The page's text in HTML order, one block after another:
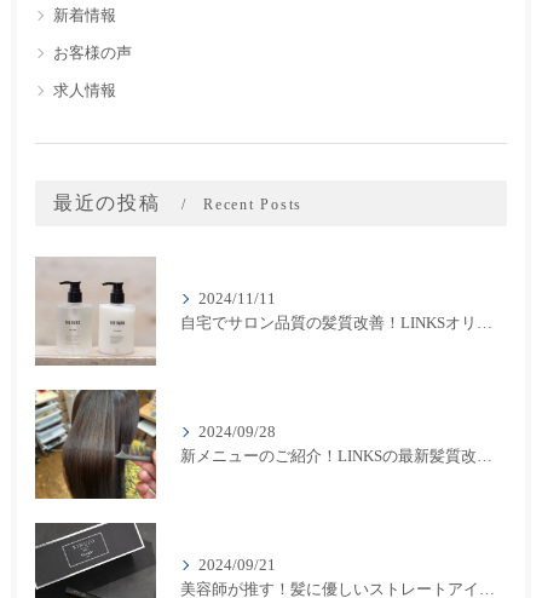
新着情報
お客様の声
求人情報
最近の投稿 Recent Posts
2024/11/11
自宅でサロン品質の髪質改善！LINKSオリジナル「THE RaDIXシャンプー＆トリートメント」のご紹介
2024/09/28
新メニューのご紹介！LINKSの最新髪質改善カラーメニューが登場！
2024/09/21
美容師が推す！髪に優しいストレートアイロン『キヌージョプロ』で美しいスタイリングを実現